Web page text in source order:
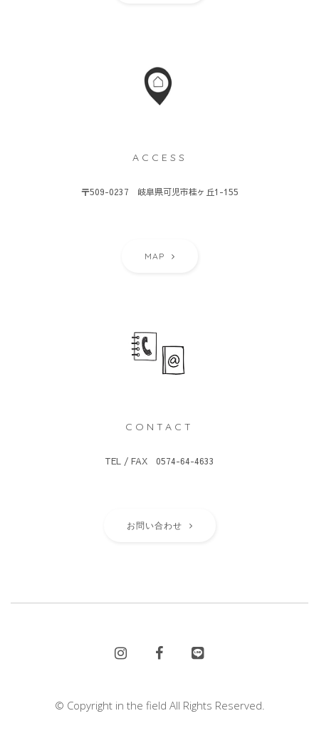
ACCESS
〒509-0237 岐阜県可児市桂ヶ丘1-155
MAP
CONTACT
TEL / FAX 0574-64-4633
お問い合わせ
© Copyright in the field All Rights Reserved.